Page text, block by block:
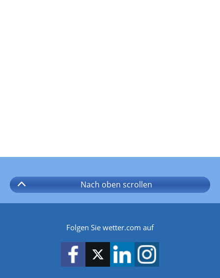
Nach oben scrollen
Folgen Sie wetter.com auf